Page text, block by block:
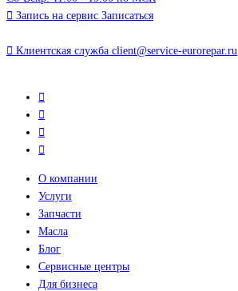
Запись на сервис Записаться
Клиентская служба client@service-eurorepar.ru
О компании
Услуги
Запчасти
Масла
Блог
Сервисные центры
Для бизнеса